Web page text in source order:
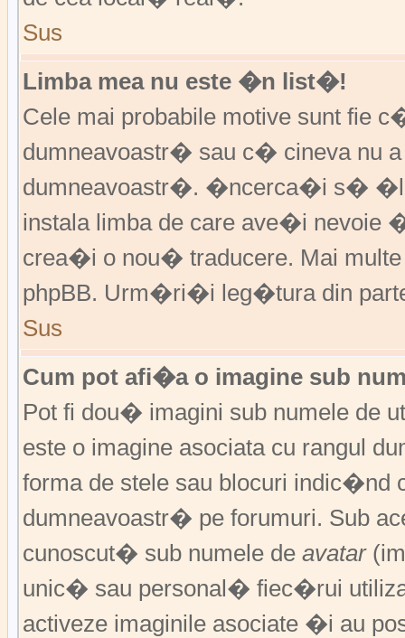
Sus
Limba mea nu este �n list�!
Cele mai probabile motive sunt fie
dumneavoastr� sau c� cineva nu
dumneavoastr�. �ncerca�i s� �l
instala limba de care ave�i
crea�i o nou� traducere. Mai
phpBB. Urm�ri�i leg�tura din
Sus
Cum pot afi�a o imagine sub
Pot fi dou� imagini sub numele de
este o imagine asociata cu rangul
forma de stele sau blocuri
dumneavoastr� pe forumuri. Sub
cunoscut� sub numele de avatar
unic� sau personal� fiec�rui
activeze imaginile asociate �i au